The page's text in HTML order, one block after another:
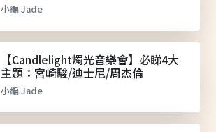
小編 Jade
【Candlelight燭光音樂會】必睇4大
主題：宮崎駿/迪士尼/周杰倫
小編 Jade